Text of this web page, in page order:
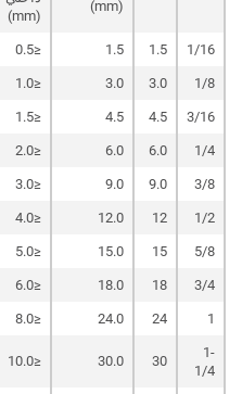
(mm)
(mm)
1/16
1.5
1.5
≤0.5
1/8
3.0
3.0
≤1.0
3/16
4.5
4.5
≤1.5
1/4
6.0
6.0
≤2.0
3/8
9.0
9.0
≤3.0
1/2
12
12.0
≤4.0
5/8
15
15.0
≤5.0
3/4
18
18.0
≤6.0
1
24
24.0
≤8.0
1-
1/4
30
30.0
≤10.0